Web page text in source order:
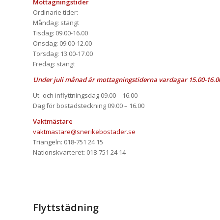
Mottagningstider
Ordinarie tider:
Måndag: stängt
Tisdag: 09.00-16.00
Onsdag: 09.00-12.00
Torsdag: 13.00-17.00
Fredag: stängt
Under juli månad är mottagningstiderna vardagar 15.00-
Ut- och inflyttningsdag 09.00 – 16.00
Dag för bostadsteckning 09.00 – 16.00
Vaktmästare
vaktmastare@snerikebostader.se
Triangeln: 018-751 24 15
Nationskvarteret: 018-751 24 14
Flyttstädning